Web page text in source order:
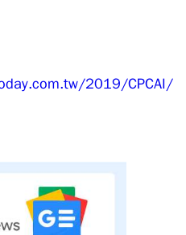
2019/CPCAI/